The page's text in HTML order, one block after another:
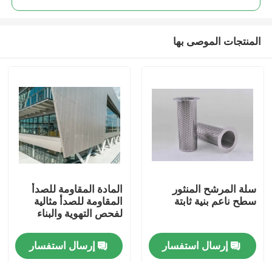
المنتجات الموصى بها
سلة المرشح المنثور
سطح ناعم بنية ثابتة
إرسال استفسار
المادة المقاومة للصدأ
المقاومة للصدأ مثالية
لفحص التهوية والبناء
إرسال استفسار